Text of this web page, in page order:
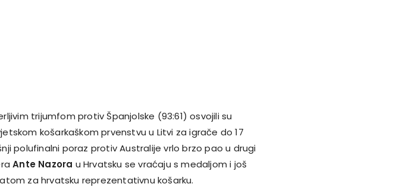
trijumfom protiv Španjolske (93:61) osvojili su
košarkaškom prvenstvu u Litvi za igrače do 17
polufinalni poraz protiv Australije vrlo brzo pao u drugi
Ante Nazora u Hrvatsku se vraćaju s medaljom i još
za hrvatsku reprezentativnu košarku.